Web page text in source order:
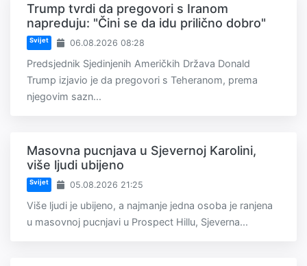
Trump tvrdi da pregovori s Iranom
napreduju: "Čini se da idu prilično dobro"
Svijet 06.08.2026 08:28
Predsjednik Sjedinjenih Američkih Država Donald
Trump izjavio je da pregovori s Teheranom, prema
njegovim sazn...
Masovna pucnjava u Sjevernoj Karolini,
više ljudi ubijeno
Svijet 05.08.2026 21:25
Više ljudi je ubijeno, a najmanje jedna osoba je ranjena
u masovnoj pucnjavi u Prospect Hillu, Sjeverna...